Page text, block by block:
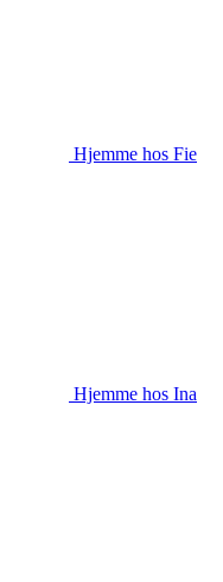
Hjemme hos Fie
Hjemme hos Ina